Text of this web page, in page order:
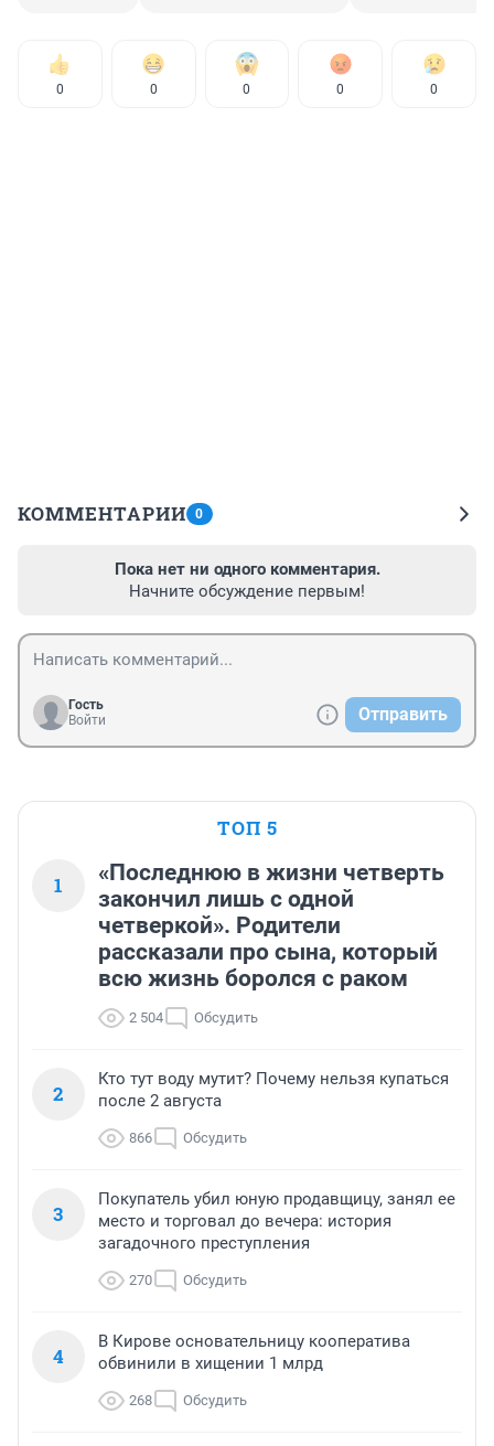
0 0 0 0 0
КОММЕНТАРИИ 0
Пока нет ни одного комментария.
Начните обсуждение первым!
Гость
Войти
Отправить
ТОП 5
1
«Последнюю в жизни четверть
закончил лишь с одной
четверкой». Родители
рассказали про сына, который
всю жизнь боролся с раком
2 504 Обсудить
2
Кто тут воду мутит? Почему нельзя купаться
после 2 августа
866 Обсудить
3
Покупатель убил юную продавщицу, занял ее
место и торговал до вечера: история
загадочного преступления
270 Обсудить
4
В Кирове основательницу кооператива
обвинили в хищении 1 млрд
268 Обсудить